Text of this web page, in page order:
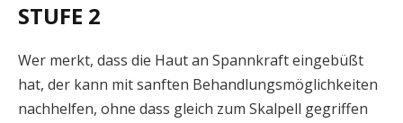
STUFE 2
Wer merkt, dass die Haut an Spannkraft eingebüßt
hat, der kann mit sanften Behandlungsmöglichkeiten
nachhelfen, ohne dass gleich zum Skalpell gegriffen